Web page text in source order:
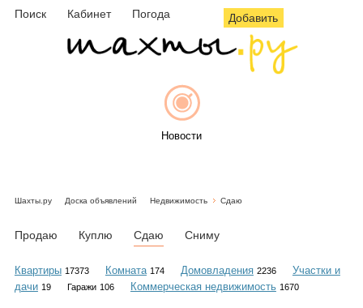
Поиск Кабинет Погода Добавить
Новости
Объявления
Шахты.ру Доска объявлений Недвижимость Сдаю
Продаю Куплю Сдаю Сниму
Квартиры 17373 Комната 174 Домовладения 2236
Участки и
дачи 19 Гаражи 106 Коммерческая недвижимость 1670